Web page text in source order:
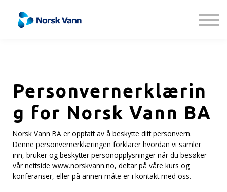
Personvernerklærin
g for Norsk Vann BA
Norsk Vann BA er opptatt av å beskytte ditt personvern.
Denne personvernerklæringen forklarer hvordan vi samler
inn, bruker og beskytter personopplysninger når du besøker
vår nettside www.norskvann.no, deltar på våre kurs og
konferanser, eller på annen måte er i kontakt med oss.